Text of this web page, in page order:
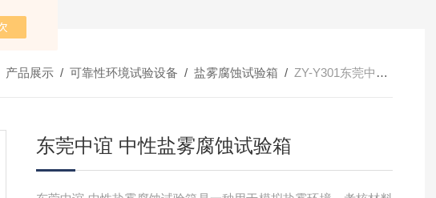
产品展示/ 可靠性环境试验设备 / 盐雾腐蚀试验箱 / ZY-Y301东莞中谊 中性盐雾腐蚀试验箱
东莞中谊 中性盐雾腐蚀试验箱